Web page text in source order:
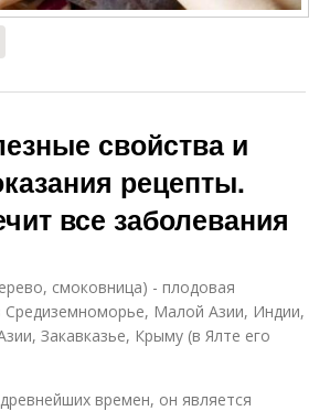
свойства и
рецепты.
все заболевания
смоковница) - плодовая
Средиземноморье, Малой Азии, Индии,
Закавказье, Крыму (в Ялте его
времен, он является